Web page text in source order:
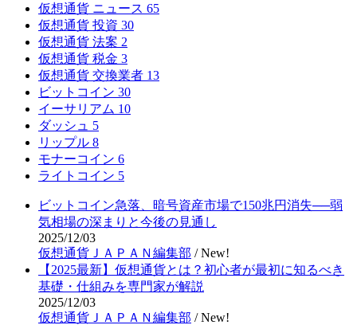
仮想通貨 ニュース 65
仮想通貨 投資 30
仮想通貨 法案 2
仮想通貨 税金 3
仮想通貨 交換業者 13
ビットコイン 30
イーサリアム 10
ダッシュ 5
リップル 8
モナーコイン 6
ライトコイン 5
ビットコイン急落、暗号資産市場で150兆円消失──弱
気相場の深まりと今後の見通し
2025/12/03
仮想通貨ＪＡＰＡＮ編集部 /New!
【2025最新】仮想通貨とは？初心者が最初に知るべき
基礎・仕組みを専門家が解説
2025/12/03
仮想通貨ＪＡＰＡＮ編集部 /New!